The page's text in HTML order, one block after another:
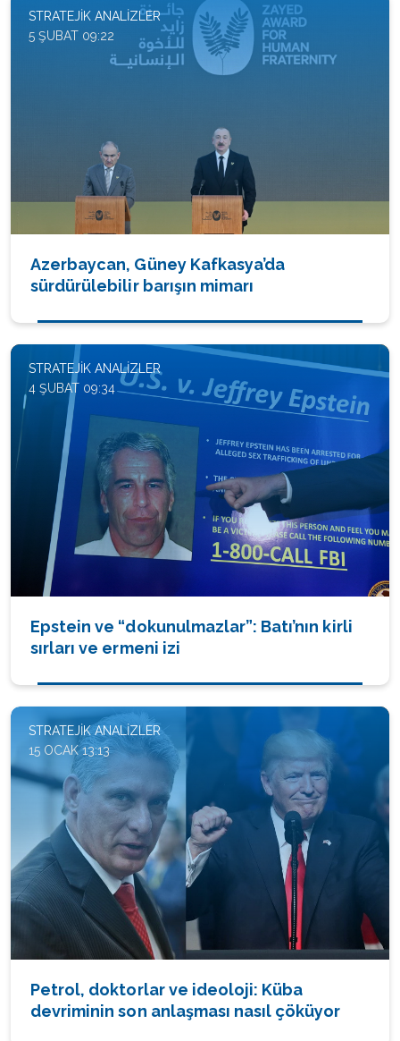
STRATEJIK ANALIZLER
5 ŞUBAT 09:22
Azerbaycan, Güney Kafkasya’da
sürdürülebilir barışın mimarı
STRATEJIK ANALIZLER
4 ŞUBAT 09:34
Epstein ve “dokunulmazlar”: Batı’nın kirli
sırları ve ermeni izi
STRATEJIK ANALIZLER
15 OCAK 13:13
Petrol, doktorlar ve ideoloji: Küba
devriminin son anlaşması nasıl çöküyor